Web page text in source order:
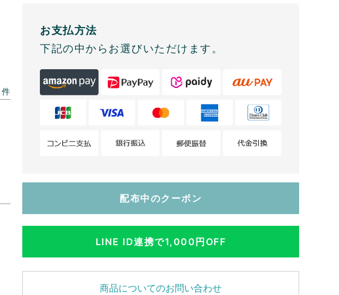
お支払方法
下記の中からお選びいただけます。
配布中のクーポン
LINE ID連携で1,000円OFF
商品についてのお問い合わせ